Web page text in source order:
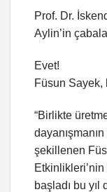
Prof. Dr.
Aylin’in
Evet!
Füsun Sayek,
“Birlikte
şekillenen
Etkinlikleri’nin
başladı bu yıl